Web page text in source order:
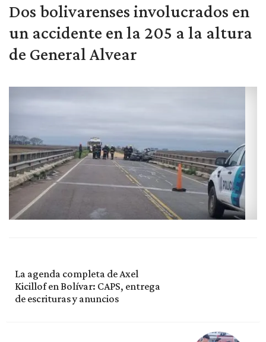
Dos bolivarenses involucrados en
un accidente en la 205 a la altura
de General Alvear
La agenda completa de Axel
Kicillof en Bolívar: CAPS, entrega
de escrituras y anuncios